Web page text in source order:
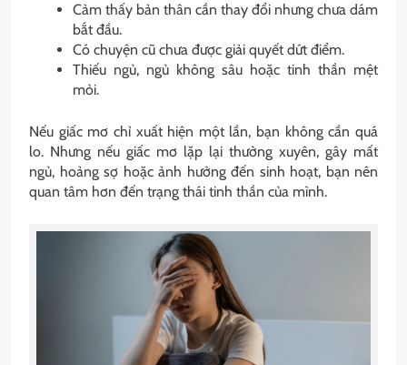
Cảm thấy bản thân cần thay đổi nhưng chưa dám
bắt đầu.
Có chuyện cũ chưa được giải quyết dứt điểm.
Thiếu ngủ, ngủ không sâu hoặc tinh thần mệt
mỏi.
Nếu giấc mơ chỉ xuất hiện một lần, bạn không cần quá
lo. Nhưng nếu giấc mơ lặp lại thường xuyên, gây mất
ngủ, hoảng sợ hoặc ảnh hưởng đến sinh hoạt, bạn nên
quan tâm hơn đến trạng thái tinh thần của mình.